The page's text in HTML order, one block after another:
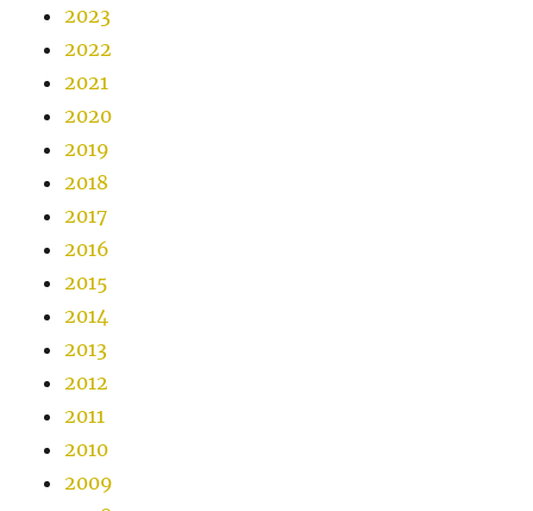
2023
2022
2021
2020
2019
2018
2017
2016
2015
2014
2013
2012
2011
2010
2009